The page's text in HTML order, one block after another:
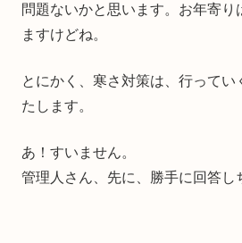
問題ないかと思います。お年寄り
ますけどね。
とにかく、寒さ対策は、行ってい
たします。
あ！すいません。
管理人さん、先に、勝手に回答し